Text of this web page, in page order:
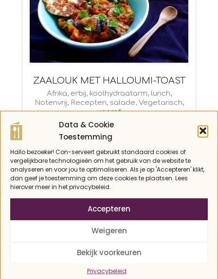
Data & Cookie
Toestemming
Hallo bezoeker! Con-serveert gebruikt standaard cookies of
vergelijkbare technologieën om het gebruik van de website te
analyseren en voor jou te optimaliseren. Als je op 'Accepteren' klikt,
dan geef je toestemming om deze cookies te plaatsen. Lees
hierover meer in het privacybeleid.
Accepteren
Weigeren
Bekijk voorkeuren
Privacybeleid
ZAALOUK MET HALLOUMI-TOAST
2019-
03-
Afrika, erbij, koolhydraatarm, lunch,
Notenvrij, Recepten, salade, Vegetarisch,
vooraf